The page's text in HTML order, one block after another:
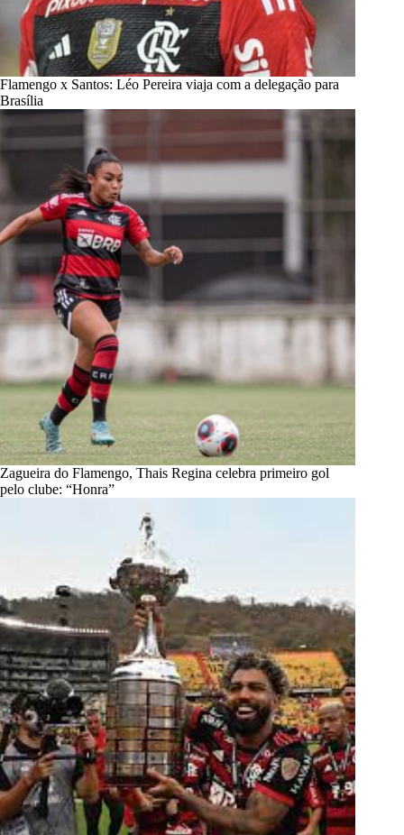
Flamengo x Santos: Léo Pereira viaja com a delegação para
Brasília
Zagueira do Flamengo, Thais Regina celebra primeiro gol
pelo clube: “Honra”